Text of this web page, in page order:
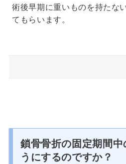
術後早期に重いものを持たな
てもらいます。
鎖骨骨折の固定期間
うにするのですか？